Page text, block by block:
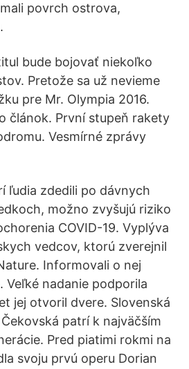
povrch ostrova,
bude bojovať niekoľko
Pretože sa už nevieme
pre Mr. Olympia 2016.
článok. První stupeň rakety
Vesmírné zprávy
ľudia zdedili po dávnych
možno zvyšujú riziko
COVID-19. Vyplýva
vedcov, ktorú zverejnil
Informovali o nej
Veľké nadanie podporila
jej otvoril dvere. Slovenská
patrí k najväčším
Pred piatimi rokmi na
svoju prvú operu Dorian